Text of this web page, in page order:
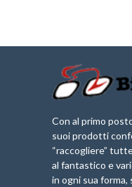
Con al primo
suoi prodotti
“raccogliere”
al fantastico e
in ogni sua forma,